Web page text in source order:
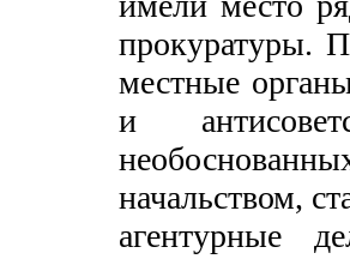
прокуратуры.
местные
и
начальством,
агентурные